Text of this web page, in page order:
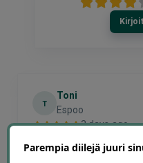
T
Toni
Espoo
3 days ago
vaivatonta
Parempia diilejä juuri